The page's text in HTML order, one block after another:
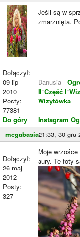
Dołączył:
09 lip
2010
Posty:
77381
Do góry
Jeśli są w
zmarznięta.
Danusia -
II*Część I*
Wizytówka
Instagram
megabasia21:33, 30 gru
Dołączył:
26 maj
2012
Posty:
327
Moje wrzośce
aury. Te foty